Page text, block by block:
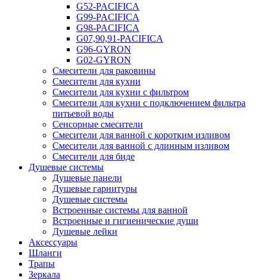
G52-PACIFICA
G99-PACIFICA
G98-PACIFICA
G07,90,91-PACIFICA
G96-GYRON
G02-GYRON
Смесители для раковины
Смесители для кухни
Смесители для кухни с фильтром
Смесители для кухни с подключением фильтра
питьевой воды
Сенсорные смесители
Смесители для ванной с коротким изливом
Смесители для ванной с длинным изливом
Смесители для биде
Душевые системы
Душевые панели
Душевые гарнитуры
Душевые системы
Встроенные системы для ванной
Встроенные и гигиенические души
Душевые лейки
Аксессуары
Шланги
Трапы
Зеркала